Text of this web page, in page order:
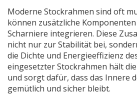
Moderne Stockrahmen sind oft
können zusätzliche
Scharniere integrieren. Diese
nicht nur zur Stabilität bei,
die Dichte und Energieeffizienz
eingesetzter Stockrahmen hält
und sorgt dafür, dass das Innere
gemütlich und sicher bleibt.